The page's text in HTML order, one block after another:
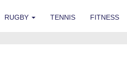
RUGBY TENNIS FITNESS